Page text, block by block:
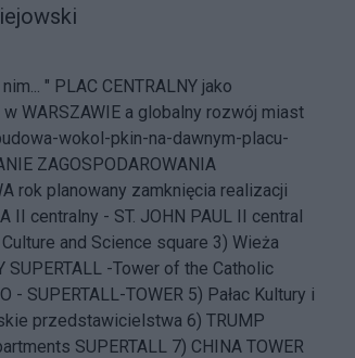
" PLAC CENTRALNY jako
WARSZAWIE a globalny rozwój miast
wokol-pkin-na-dawnym-placu-
ZAGOSPODAROWANIA
rok planowany zamknięcia realizacji
II centralny - ST. JOHN PAUL II central
and Science square 3) Wieża
SUPERTALL -Tower of the Catholic
- SUPERTALL-TOWER 5) Pałac Kultury i
przedstawicielstwa 6) TRUMP
SUPERTALL 7) CHINA TOWER